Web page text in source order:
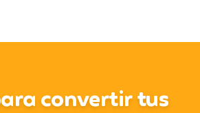
convertir tus